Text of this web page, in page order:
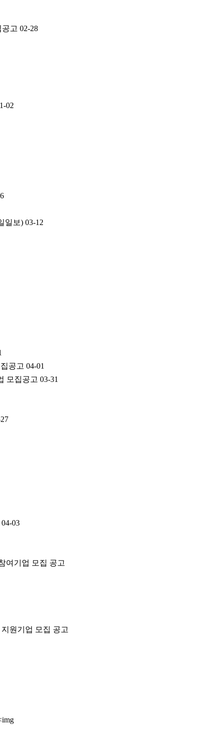
고 02-28
02
일보) 03-12
공고 04-01
모집공고 03-31
04-03
여기업 모집 공고
원기업 모집 공고